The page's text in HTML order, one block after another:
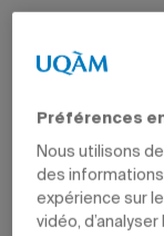
Le
sciences
anciens
Préférences
Nous utilisons
des
expérience sur
vidéo,